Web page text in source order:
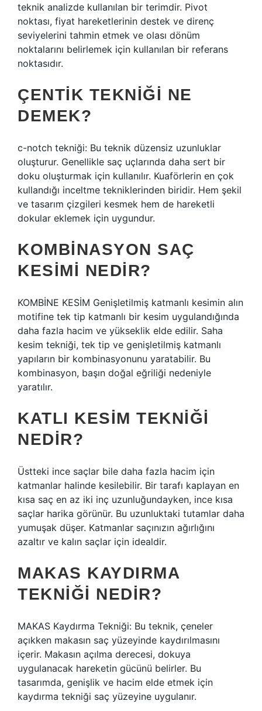
teknik analizde kullanılan bir terimdir. Pivot
noktası, fiyat hareketlerinin destek ve direnç
seviyelerini tahmin etmek ve olası dönüm
noktalarını belirlemek için kullanılan bir referans
noktasıdır.
ÇENTIK TEKNIĞI NE
DEMEK?
c-notch tekniği: Bu teknik düzensiz uzunluklar
oluşturur. Genellikle saç uçlarında daha sert bir
doku oluşturmak için kullanılır. Kuaförlerin en çok
kullandığı inceltme tekniklerinden biridir. Hem şekil
ve tasarım çizgileri kesmek hem de hareketli
dokular eklemek için uygundur.
KOMBINASYON SAÇ
KESIMI NEDIR?
KOMBİNE KESİM Genişletilmiş katmanlı kesimin alın
motifine tek tip katmanlı bir kesim uygulandığında
daha fazla hacim ve yükseklik elde edilir. Saha
kesim tekniği, tek tip ve genişletilmiş katmanlı
yapıların bir kombinasyonunu yaratabilir. Bu
kombinasyon, başın doğal eğriliği nedeniyle
yaratılır.
KATLI KESIM TEKNIĞI
NEDIR?
Üstteki ince saçlar bile daha fazla hacim için
katmanlar halinde kesilebilir. Bir tarafı kaplayan en
kısa saç en az iki inç uzunluğundayken, ince kısa
saçlar harika görünür. Bu uzunluktaki tutamlar daha
yumuşak düşer. Katmanlar saçınızın ağırlığını
azaltır ve kalın saçlar için idealdir.
MAKAS KAYDIRMA
TEKNIĞI NEDIR?
MAKAS Kaydırma Tekniği: Bu teknik, çeneler
açıkken makasın saç yüzeyinde kaydırılmasını
içerir. Makasın açılma derecesi, dokuya
uygulanacak hareketin gücünü belirler. Bu
tasarımda, genişlik ve hacim elde etmek için
kaydırma tekniği saç yüzeyine uygulanır.